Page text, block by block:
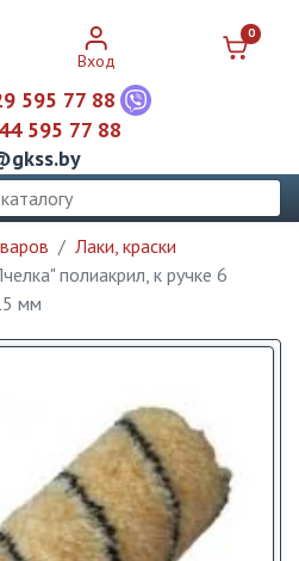
595 77 88
595 77 88
Вход
0
Лаки, краски
полиакрил, к ручке 6
мм